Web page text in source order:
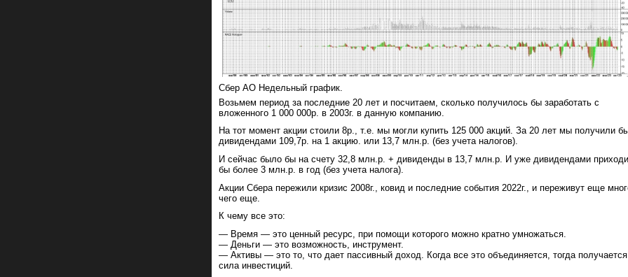
Сбер АО Недельный график.
Возьмем период за последние 20 лет и посчитаем, сколько получилось бы заработать с
вложенного 1 000 000р. в 2003г. в данную компанию.
На тот момент акции стоили 8р., т.е. мы могли купить 125 000 акций. За 20 лет мы получили
дивидендами 109,7р. на 1 акцию. или 13,7 млн.р. (без учета налогов).
И сейчас было бы на счету 32,8 млн.р. + дивиденды в 13,7 млн.р. И уже дивидендами
бы более 3 млн.р. в год (без учета налога).
Акции Сбера пережили кризис 2008г., ковид и последние события 2022г., и переживут еще
чего еще.
К чему все это:
— Время — это ценный ресурс, при помощи которого можно кратно умножаться.
— Деньги — это возможность, инструмент.
— Активы — это то, что дает пассивный доход. Когда все это объединяется, тогда получается
сила инвестиций.